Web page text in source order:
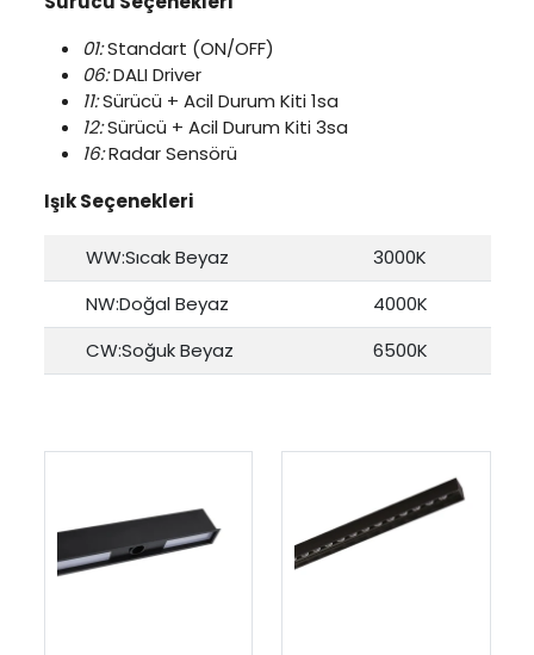
01:Standart (ON/OFF)
06:DALI Driver
11:Sürücü + Acil Durum Kiti 1sa
12:Sürücü + Acil Durum Kiti 3sa
16:Radar Sensörü
Işık Seçenekleri
WW:Sıcak Beyaz
3000K
NW:Doğal Beyaz
4000K
CW:Soğuk Beyaz
6500K